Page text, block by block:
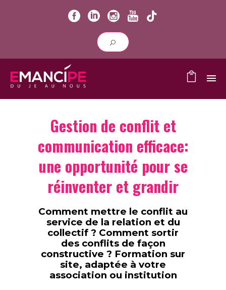
Gestion de conflit et
communication efficace:
une opportunité pour se
réinventer et grandir
Comment mettre le conflit au
service de la relation et du
collectif ? Comment sortir
des conflits de façon
constructive ? Formation sur
site, adaptée à votre
association ou institution